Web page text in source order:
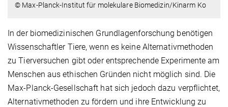
© Max-Planck-Institut für molekulare Biomedizin/Kinarm Ko
In der biomedizinischen Grundlagenforschung benötigen
Wissenschaftler Tiere, wenn es keine Alternativmethoden
zu Tierversuchen gibt oder entsprechende Experimente am
Menschen aus ethischen Gründen nicht möglich sind. Die
Max-Planck-Gesellschaft hat sich jedoch dazu verpflichtet,
Alternativmethoden zu fördern und ihre Entwicklung zu